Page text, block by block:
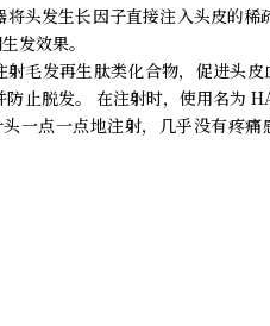
头发生长因子直接注入头皮的稀
发效果。
毛发再生肽类化合物，促进头皮
止脱发。 在注射时，使用名为
一点一点地注射，几乎没有疼